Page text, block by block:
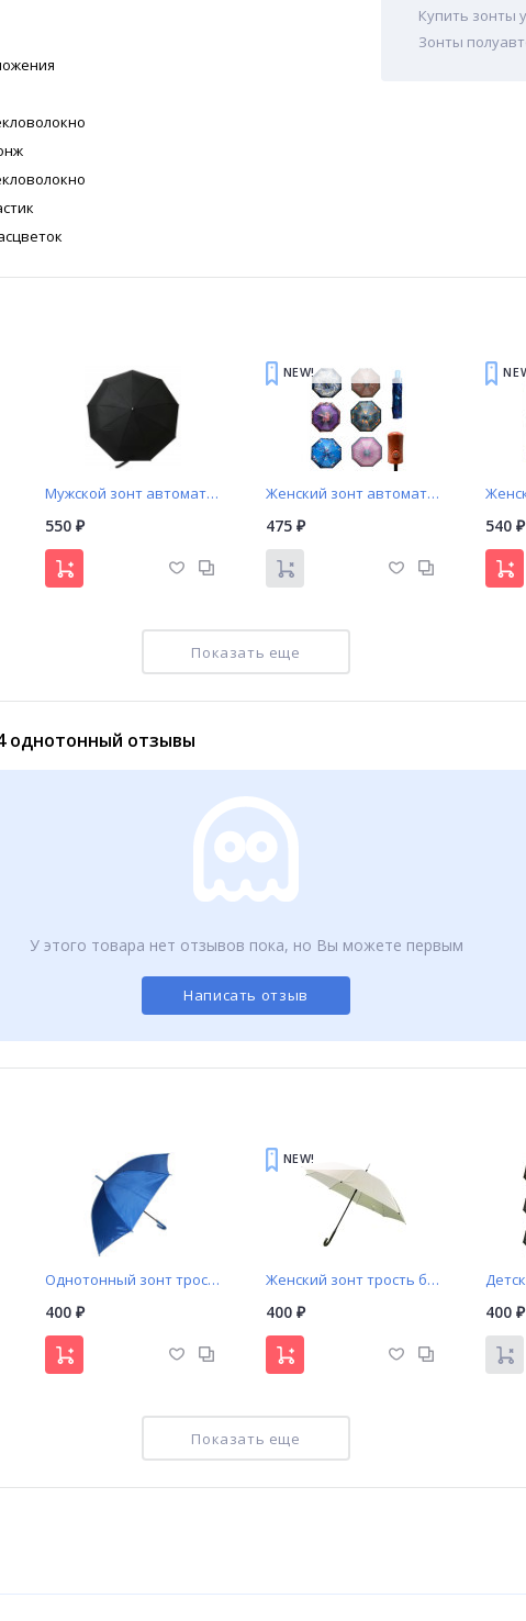
Купить зонты
Зонты
Мужской зонт автомат (ручка крючок с вставкой)
550 ₽
NEW!
Женский зонт автомат принт (335)
475 ₽ 540₽
Показать еще
однотонный отзывы
У этого товара нет отзывов пока, но Вы можете первым
Написать отзыв
Однотонный зонт трость синий
400 ₽
NEW!
Женский зонт трость белый (108)
400 ₽ 400₽
Показать еще